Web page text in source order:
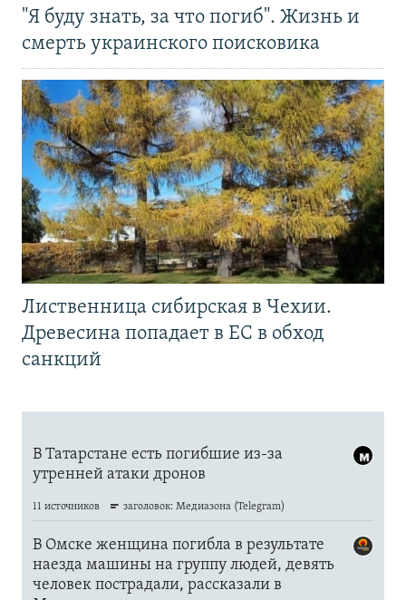
"Я буду знать, за что погиб". Жизнь и
смерть украинского поисковика
Лиственница сибирская в Чехии.
Древесина попадает в ЕС в обход
санкций